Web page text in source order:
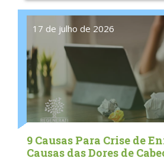
17 de julho de 2026
9 Causas Para Crise de
Causas das Dores de